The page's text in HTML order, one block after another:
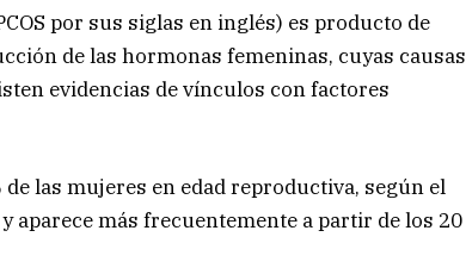
por sus siglas en inglés) es producto de
de las hormonas femeninas, cuyas causas
evidencias de vínculos con factores
de las mujeres en edad reproductiva, según el
aparece más frecuentemente a partir de los 20